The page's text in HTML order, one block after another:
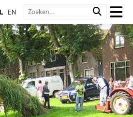
EN